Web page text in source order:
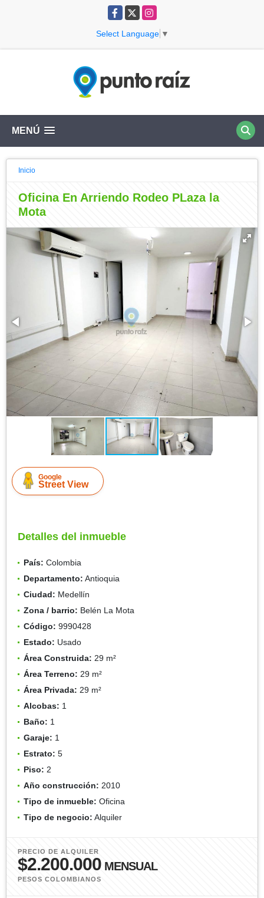
Facebook
X Instagram
Select Language ▼
MENÚ
Inicio
Oficina En Arriendo Rodeo PLaza la
Mota
Google
Street View
Detalles del inmueble
País: Colombia
Departamento: Antioquia
Ciudad: Medellín
Zona / barrio: Belén La Mota
Código: 9990428
Estado: Usado
Área Construida: 29 m²
Área Terreno: 29 m²
Área Privada: 29 m²
Alcobas: 1
Baño: 1
Garaje: 1
Estrato: 5
Piso: 2
Año construcción: 2010
Tipo de inmueble: Oficina
Tipo de negocio: Alquiler
PRECIO DE ALQUILER
$2.200.000 MENSUAL
PESOS COLOMBIANOS